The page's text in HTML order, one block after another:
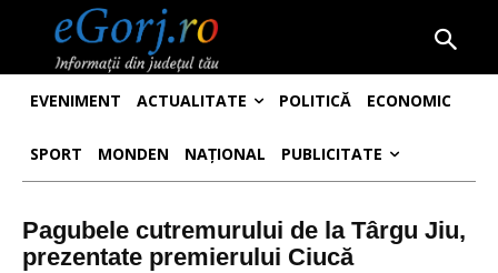
EVENIMENT ACTUALITATE POLITICĂ ECONOMIC
SPORT MONDEN NAȚIONAL PUBLICITATE
Pagubele cutremurului de la Târgu Jiu,
prezentate premierului Ciucă